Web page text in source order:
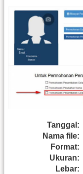
Tanggal:
Nama file:
Format:
Ukuran:
Lebar: